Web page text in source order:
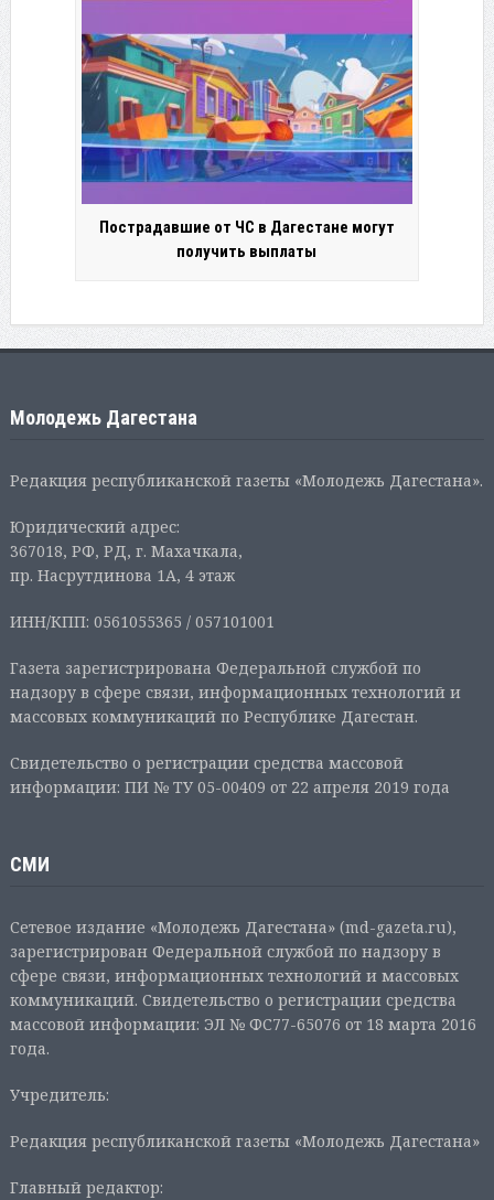
Пострадавшие от ЧС в Дагестане могут
получить выплаты
Молодежь Дагестана
Редакция республиканской газеты «Молодежь Дагестана».
Юридический адрес:
367018, РФ, РД, г. Махачкала,
пр. Насрутдинова 1А, 4 этаж
ИНН/КПП: 0561055365 / 057101001
Газета зарегистрирована Федеральной службой по
надзору в сфере связи, информационных технологий и
массовых коммуникаций по Республике Дагестан.
Свидетельство о регистрации средства массовой
информации: ПИ № ТУ 05-00409 от 22 апреля 2019 года
СМИ
Сетевое издание «Молодежь Дагестана» (md-gazeta.ru),
зарегистрирован Федеральной службой по надзору в
сфере связи, информационных технологий и массовых
коммуникаций. Свидетельство о регистрации средства
массовой информации: ЭЛ № ФС77-65076 от 18 марта 2016
года.
Учредитель:
Редакция республиканской газеты «Молодежь Дагестана»
Главный редактор: